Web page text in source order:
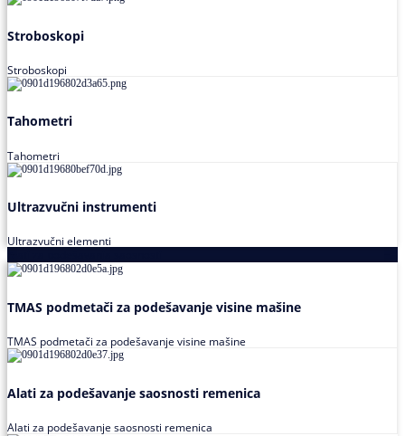
Stroboskopi
Stroboskopi
Tahometri
Tahometri
Ultrazvučni instrumenti
Ultrazvučni elementi
TMAS podmetači za podešavanje visine mašine
TMAS podmetači za podešavanje visine mašine
Alati za podešavanje saosnosti remenica
Alati za podešavanje saosnosti remenica